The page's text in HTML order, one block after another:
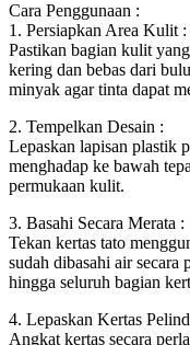
Cara Penggunaan :
1. Persiapkan Area Kulit :
Pastikan bagian kulit
kering dan bebas dari
minyak agar tinta dapat
2. Tempelkan Desain :
Lepaskan lapisan plastik
menghadap ke bawah
permukaan kulit.
3. Basahi Secara Merata :
Tekan kertas tato
sudah dibasahi air secara
hingga seluruh bagian
4. Lepaskan Kertas
Angkat kertas secara